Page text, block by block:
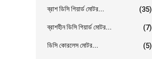
ব্রাশ ডিসি গিয়ার্ড মোটর... (35)
ব্রাশহীন ডিসি গিয়ার্ড মোটর... (7)
ডিসি কোরলেস মোটর... (5)